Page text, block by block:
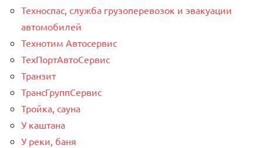
Техноспас, служба грузоперевозок и эвакуации
автомобилей
Технотим Автосервис
ТехПортАвтоСервис
Транзит
ТрансГруппСервис
Тройка, сауна
У каштана
У реки, баня